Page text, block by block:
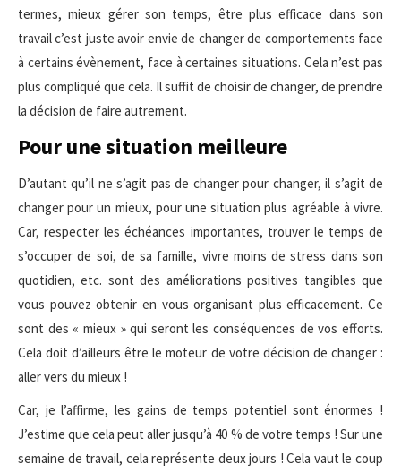
termes, mieux gérer son temps, être plus efficace dans son
travail c’est juste avoir envie de changer de comportements face
à certains évènement, face à certaines situations. Cela n’est pas
plus compliqué que cela. Il suffit de choisir de changer, de prendre
la décision de faire autrement.
Pour une situation meilleure
D’autant qu’il ne s’agit pas de changer pour changer, il s’agit de
changer pour un mieux, pour une situation plus agréable à vivre.
Car, respecter les échéances importantes, trouver le temps de
s’occuper de soi, de sa famille, vivre moins de stress dans son
quotidien, etc. sont des améliorations positives tangibles que
vous pouvez obtenir en vous organisant plus efficacement. Ce
sont des « mieux » qui seront les conséquences de vos efforts.
Cela doit d’ailleurs être le moteur de votre décision de changer :
aller vers du mieux !
Car, je l’affirme, les gains de temps potentiel sont énormes !
J’estime que cela peut aller jusqu’à 40 % de votre temps ! Sur une
semaine de travail, cela représente deux jours ! Cela vaut le coup